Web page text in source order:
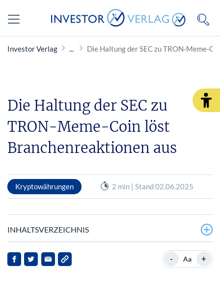
Investor Verlag Die Haltung der SEC zu TRON-Meme-
Die Haltung der SEC zu
TRON-Meme-Coin löst
Branchenreaktionen aus
Kryptowährungen 2 min | Stand 02.06.2025
INHALTSVERZEICHNIS
Übersicht
- Aa +